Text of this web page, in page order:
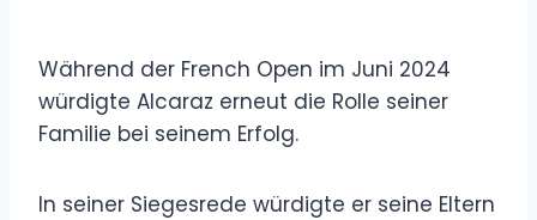
Während der French Open im Juni 2024
würdigte Alcaraz erneut die Rolle seiner
Familie bei seinem Erfolg.
In seiner Siegesrede würdigte er seine Eltern